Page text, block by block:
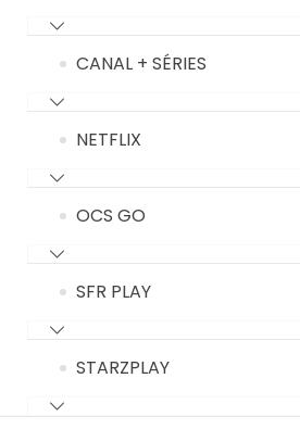
CANAL + SÉRIES
NETFLIX
OCS GO
SFR PLAY
STARZPLAY